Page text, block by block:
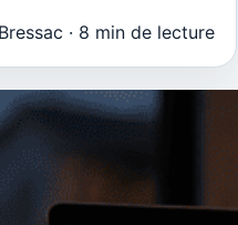
· 8 min de lecture